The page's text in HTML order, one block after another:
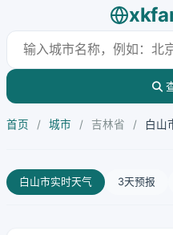
首页 / 城市 / 吉林省 / 白山
白山市实时天气 3天预报